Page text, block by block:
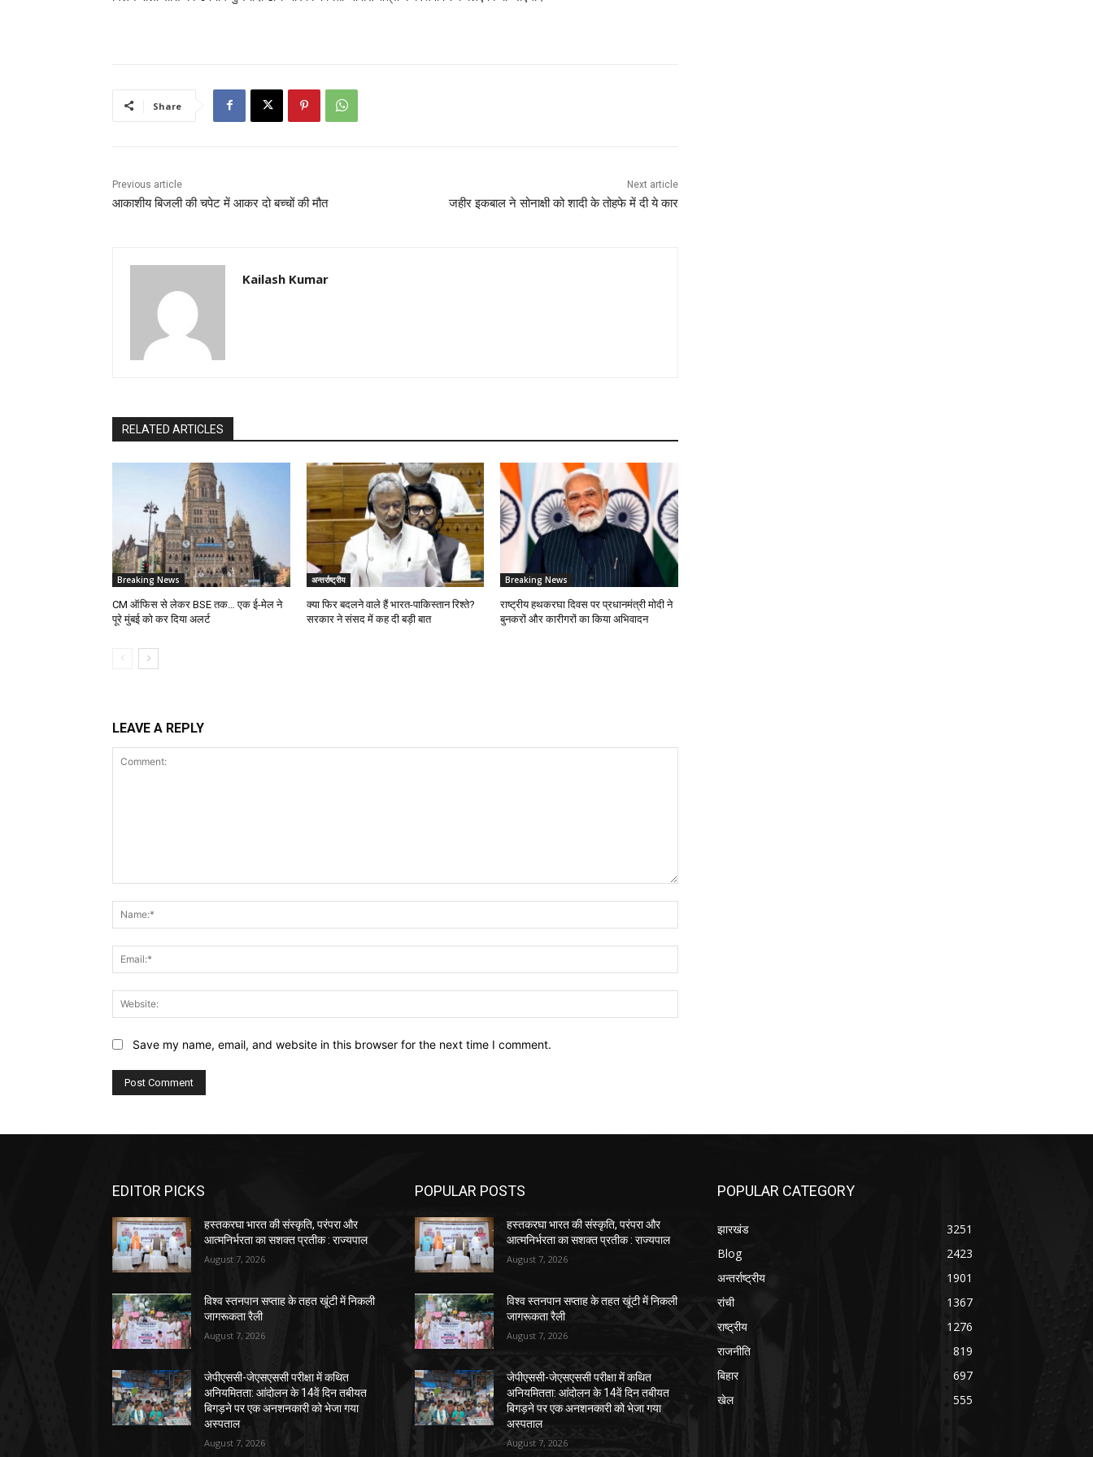
Share
Previous article
आकाशीय बिजली की चपेट में आकर दो बच्चों की मौत
Next article
जहीर इकबाल ने सोनाक्षी को शादी के तोहफे में दी ये कार
Kailash Kumar
RELATED ARTICLES
Breaking News
CM ऑफिस से लेकर BSE तक… एक ई-मेल ने
पूरे मुंबई को कर दिया अलर्ट
अन्तर्राष्ट्रीय
क्या फिर बदलने वाले हैं भारत-पाकिस्तान रिश्ते?
सरकार ने संसद में कह दी बड़ी बात
Breaking News
राष्ट्रीय हथकरघा दिवस पर प्रधानमंत्री मोदी ने
बुनकरों और कारीगरों का किया अभिवादन
LEAVE A REPLY
Save my name, email, and website in this browser for the next time I comment.
EDITOR PICKS
हस्तकरघा भारत की संस्कृति, परंपरा और
आत्मनिर्भरता का सशक्त प्रतीक : राज्यपाल
August 7, 2026
विश्व स्तनपान सप्ताह के तहत खूंटी में निकली
जागरूकता रैली
August 7, 2026
जेपीएससी-जेएसएससी परीक्षा में कथित
अनियमितता: आंदोलन के 14वें दिन तबीयत
बिगड़ने पर एक अनशनकारी को भेजा गया
अस्पताल
August 7, 2026
POPULAR POSTS
हस्तकरघा भारत की संस्कृति, परंपरा और
आत्मनिर्भरता का सशक्त प्रतीक : राज्यपाल
August 7, 2026
विश्व स्तनपान सप्ताह के तहत खूंटी में निकली
जागरूकता रैली
August 7, 2026
जेपीएससी-जेएसएससी परीक्षा में कथित
अनियमितता: आंदोलन के 14वें दिन तबीयत
बिगड़ने पर एक अनशनकारी को भेजा गया
अस्पताल
August 7, 2026
POPULAR CATEGORY
झारखंड
3251
Blog
2423
अन्तर्राष्ट्रीय
1901
रांची
1367
राष्ट्रीय
1276
राजनीति
819
बिहार
697
खेल
555